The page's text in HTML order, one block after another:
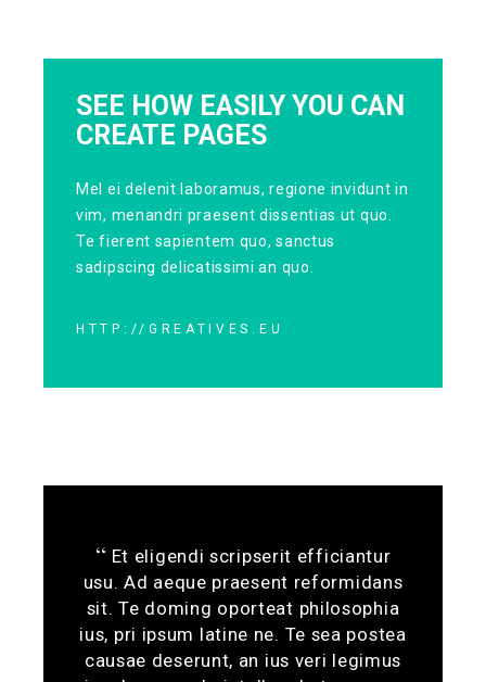
SEE HOW EASILY YOU CAN
CREATE PAGES
Mel ei delenit laboramus, regione invidunt in
vim, menandri praesent dissentias ut quo.
Te fierent sapientem quo, sanctus
sadipscing delicatissimi an quo.
HTTP://GREATIVES.EU
Et eligendi scripserit efficiantur
usu. Ad aeque praesent reformidans
sit. Te doming oporteat philosophia
ius, pri ipsum latine ne. Te sea postea
causae deserunt, an ius veri legimus